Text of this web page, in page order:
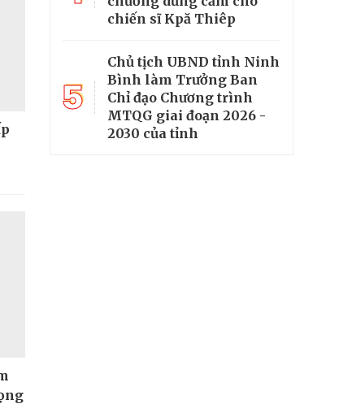
chiến sĩ Kpă Thiêp
5
Chủ tịch UBND tỉnh Ninh
Bình làm Trưởng Ban
Chỉ đạo Chương trình
MTQG giai đoạn 2026 -
2030 của tỉnh